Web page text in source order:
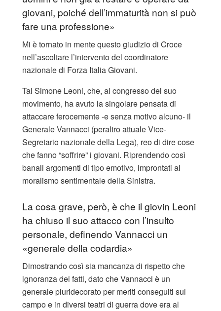
giovani, poiché dell’immaturità non si può
fare una professione»
Mi è tornato in mente questo giudizio di Croce
nell’ascoltare l’intervento del coordinatore
nazionale di Forza Italia Giovani.
Tal Simone Leoni, che, al congresso del suo
movimento, ha avuto la singolare pensata di
attaccare ferocemente -e senza motivo alcuno- il
Generale Vannacci (peraltro attuale Vice-
Segretario nazionale della Lega), reo di dire cose
che fanno “soffrire” i giovani. Riprendendo così
banali argomenti di tipo emotivo, improntati al
moralismo sentimentale della Sinistra.
La cosa grave, però, è che il giovin Leoni
ha chiuso il suo attacco con l’insulto
personale, definendo Vannacci un
«generale della codardia»
Dimostrando così sia mancanza di rispetto che
ignoranza dei fatti, dato che Vannacci è un
generale pluridecorato per meriti conseguiti sul
campo e in diversi teatri di guerra dove era al